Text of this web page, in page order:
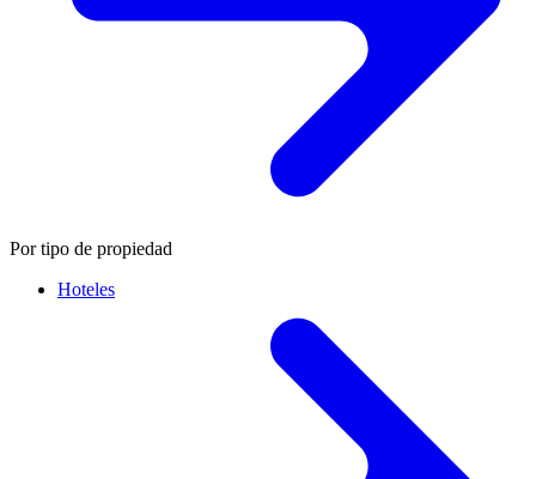
Por tipo de propiedad
Hoteles